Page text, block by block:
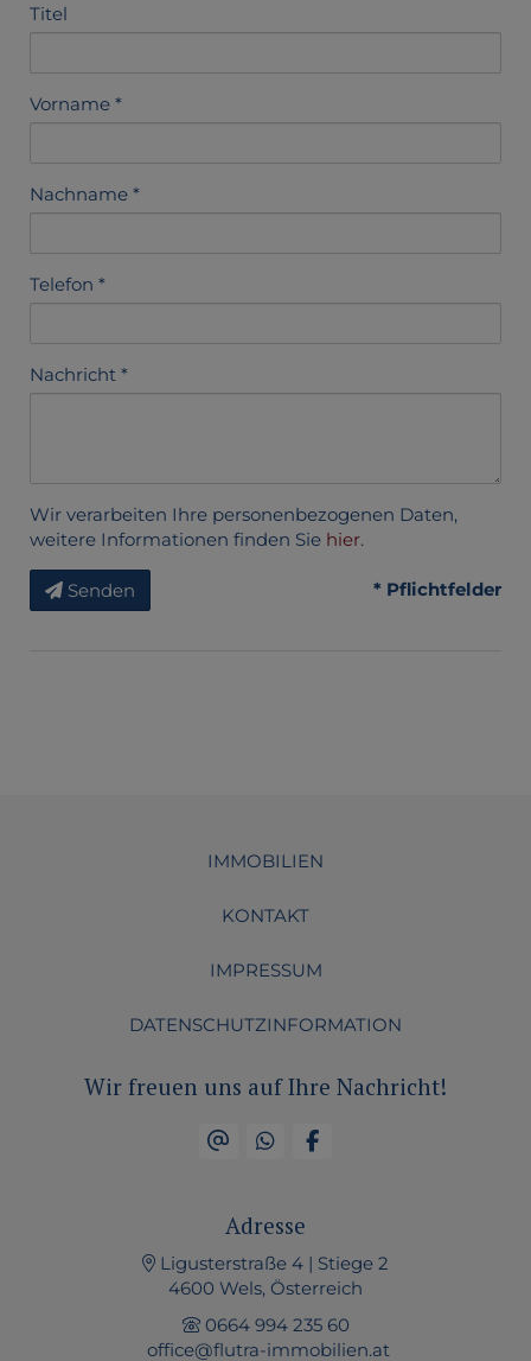
Titel
Vorname
Nachname
Telefon
Nachricht
Wir verarbeiten Ihre personenbezogenen Daten,
weitere Informationen finden Sie hier.
Senden * Pflichtfelder
IMMOBILIEN
KONTAKT
IMPRESSUM
DATENSCHUTZINFORMATION
Wir freuen uns auf Ihre Nachricht!
Adresse
Ligusterstraße 4 | Stiege 2
4600 Wels, Österreich
0664 994 235 60
office@flutra-immobilien.at